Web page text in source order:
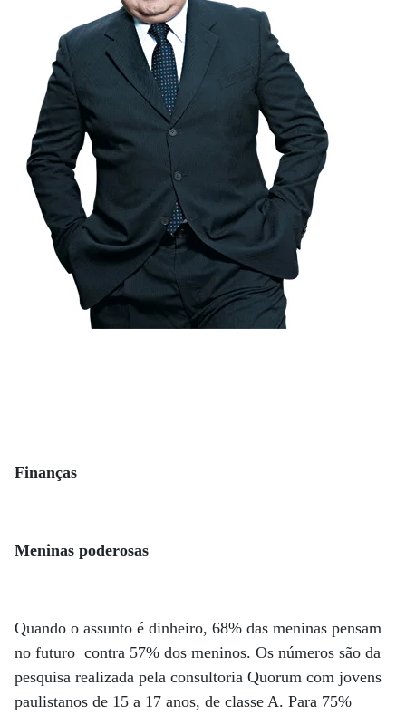
Finanças
Meninas poderosas
Quando o assunto é dinheiro, 68% das meninas pensam
no futuro contra 57% dos meninos. Os números são da
pesquisa realizada pela consultoria Quorum com jovens
paulistanos de 15 a 17 anos, de classe A. Para 75%